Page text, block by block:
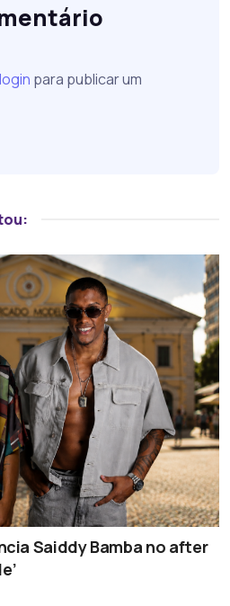
login para publicar um
Saiddy Bamba no after